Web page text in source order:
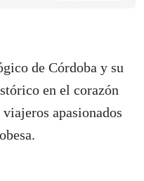
de Córdoba y su
en el corazón
apasionados